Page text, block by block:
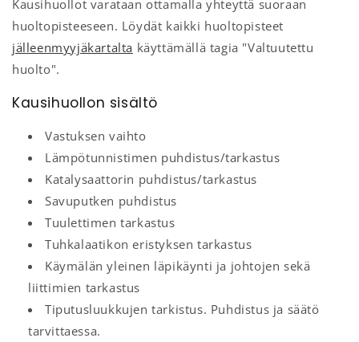
Kausihuollot varataan ottamalla yhteyttä suoraan
huoltopisteeseen. Löydät kaikki huoltopisteet
jälleenmyyjäkartalta käyttämällä tagia "Valtuutettu
huolto".
Kausihuollon sisältö
Vastuksen vaihto
Lämpötunnistimen puhdistus/tarkastus
Katalysaattorin puhdistus/tarkastus
Savuputken puhdistus
Tuulettimen tarkastus
Tuhkalaatikon eristyksen tarkastus
Käymälän yleinen läpikäynti ja johtojen sekä
liittimien tarkastus
Tiputusluukkujen tarkistus. Puhdistus ja säätö
tarvittaessa.